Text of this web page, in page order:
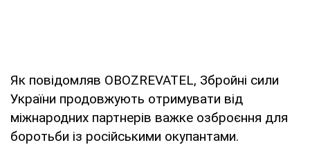
Як повідомляв OBOZREVATEL, Збройні сили
України продовжують отримувати від
міжнародних партнерів важке озброєння для
боротьби із російськими окупантами.